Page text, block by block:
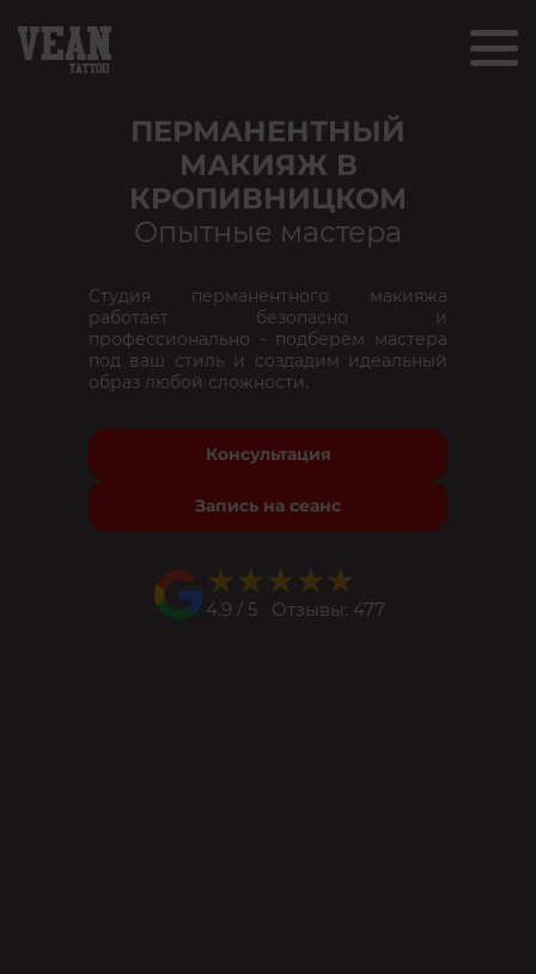
ПЕРМАНЕНТНЫЙ
МАКИЯЖ В
КРОПИВНИЦКОМ
Опытные мастера
Студия перманентного макияжа
работает безопасно и
профессионально - подберём мастера
под ваш стиль и создадим идеальный
образ любой сложности.
Консультация
Запись на сеанс
★★★★★
★★★★★
4.9 / 5 Отзывы: 477